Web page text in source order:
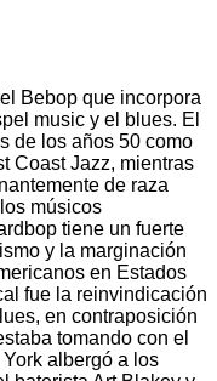
Bebop que incorpora
music y el blues. El
de los años 50 como
Coast Jazz, mientras
de raza
músicos
tiene un fuerte
y la marginación
en Estados
fue la reinvindicación
en contraposición
tomando con el
albergó a los